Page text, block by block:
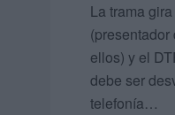
La trama
ellos) y el
debe ser
telefonía…